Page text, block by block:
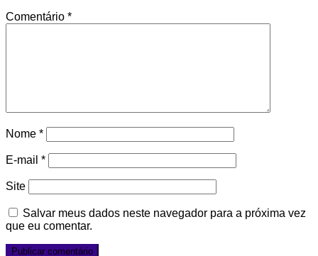
Comentário *
Nome *
E-mail *
Site
Salvar meus dados neste navegador para a próxima vez
que eu comentar.